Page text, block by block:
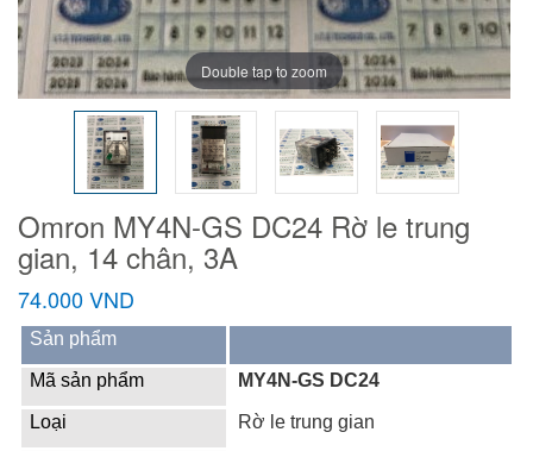
Double tap to zoom
Omron MY4N-GS DC24 Rờ le trung
gian, 14 chân, 3A
74.000 VND
Sản phẩm
Mã sản phẩm MY4N-GS DC24
Loại Rờ le trung gian